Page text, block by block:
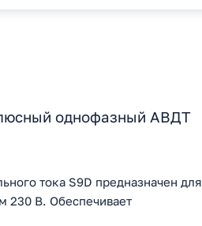
однофазный АВДТ
тока S9D предназначен для
230 В. Обеспечивает